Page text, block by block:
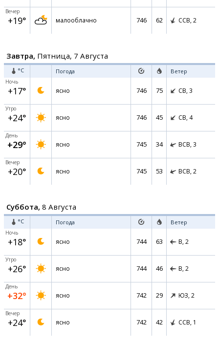
Вечер
+19° малооблачно 746 62 ССВ, 2
Завтра, Пятница, 7 Августа
°C Погода Ветер
Ночь
+17° ясно 746 75 СВ, 3
Утро
+24° ясно 746 45 СВ, 4
День
+29° ясно 745 34 ВСВ, 3
Вечер
+20° ясно 745 53 ВСВ, 2
Суббота, 8 Августа
°C Погода Ветер
Ночь
+18° ясно 744 63 В, 2
Утро
+26° ясно 744 46 В, 2
День
+32° ясно 742 29 ЮЗ, 2
Вечер
+24° ясно 742 42 ССВ, 1